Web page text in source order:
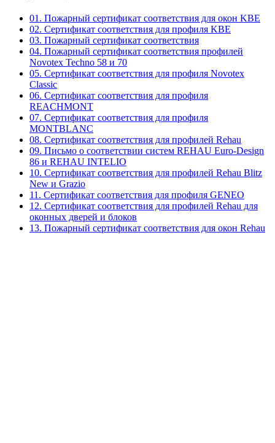
01. Пожарный сертификат соответствия для окон KBE
02. Сертификат соответствия для профиля KBE
03. Пожарный сертификат соответствия
04. Пожарный сертификат соответствия профилей
Novotex Techno 58 и 70
05. Сертификат соответствия для профиля Novotex
Classic
06. Сертификат соответствия для профиля
REACHMONT
07. Сертификат соответствия для профиля
MONTBLANC
08. Сертификат соответствия для профилей Rehau
09. Письмо о соответствии систем REHAU Euro-Design
86 и REHAU INTELIO
10. Сертификат соответствия для профилей Rehau Blitz
New и Grazio
11. Сертификат соответствия для профиля GENEO
12. Сертификат соответствия для профилей Rehau для
оконных дверей и блоков
13. Пожарный сертификат соответствия для окон Rehau